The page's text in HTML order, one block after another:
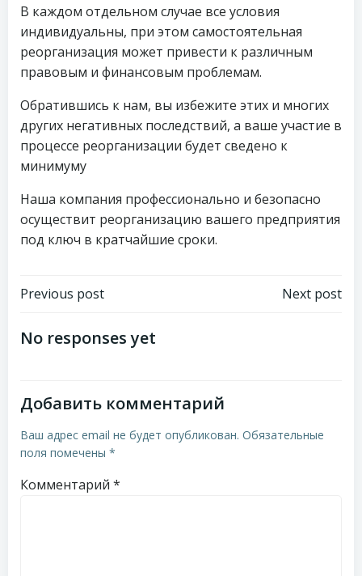
В каждом отдельном случае все условия
индивидуальны, при этом самостоятельная
реорганизация может привести к различным
правовым и финансовым проблемам.
Обратившись к нам, вы избежите этих и многих
других негативных последствий, а ваше участие в
процессе реорганизации будет сведено к
минимуму
Наша компания профессионально и безопасно
осуществит реорганизацию вашего предприятия
под ключ в кратчайшие сроки.
Навигация
по
Previous post
Навигация
Next post
No responses yet
Добавить комментарий
Ваш адрес email не будет опубликован. Обязательные
поля помечены *
Комментарий *